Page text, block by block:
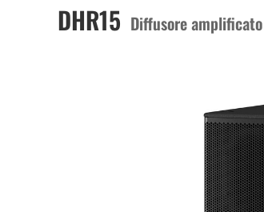
DHR15 Diffusore amplificato